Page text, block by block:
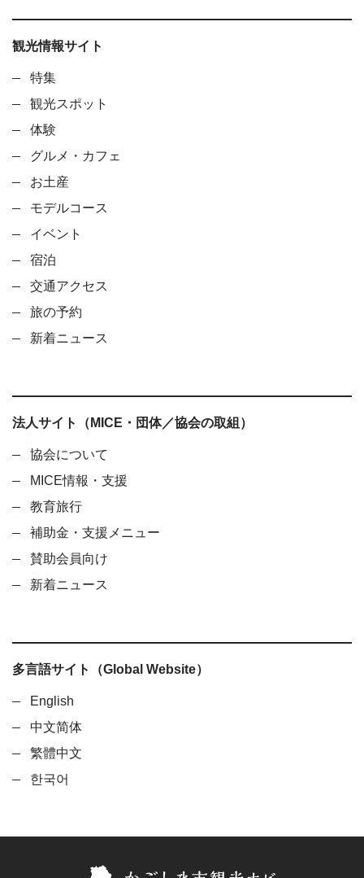
観光情報サイト
特集
観光スポット
体験
グルメ・カフェ
お土産
モデルコース
イベント
宿泊
交通アクセス
旅の予約
新着ニュース
法人サイト（MICE・団体／協会の取組）
協会について
MICE情報・支援
教育旅行
補助金・支援メニュー
賛助会員向け
新着ニュース
多言語サイト（Global Website）
English
中文简体
繁體中文
한국어